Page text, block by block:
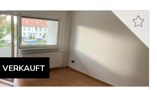
VERKAUFT